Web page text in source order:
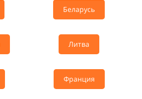
Беларусь
Литва
Франция